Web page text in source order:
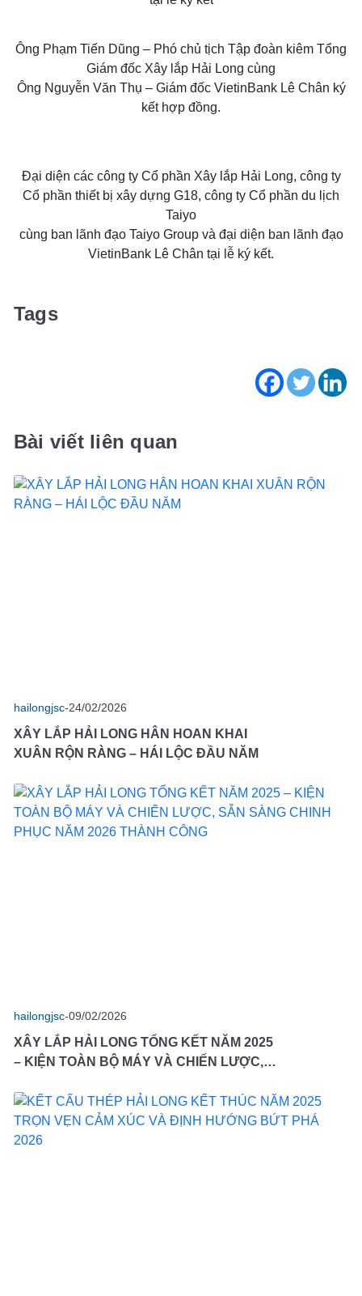
DỊCH VỤ TƯ VẤN ĐẦU TƯ
TƯ VẤN HOÀN THIỆN PHÁP LÝ DỰ ÁN XÂY
NĂNG LỰC SẢN XUẤT KẾT CẤU THÉP
NĂNG LỰC SẢN XUẤT CONTAINER
Ông Phạm Tiến Dũng – Phó chủ tịch Tập đoàn kiêm Tổng
Giám đốc Xây lắp Hải Long cùng
Ông Nguyễn Văn Thụ – Giám đốc VietinBank Lê Chân ký
kết hợp đồng.
Đại diện các công ty Cổ phần Xây lắp Hải Long, công ty
Cổ phần thiết bị xây dựng G18, công ty Cổ phần du lịch
Taiyo
cùng ban lãnh đạo Taiyo Group và đại diện ban lãnh đạo
VietinBank Lê Chân tại lễ ký kết.
Tags
Bài viết liên quan
hailongjsc-24/02/2026
XÂY LẮP HẢI LONG HÂN HOAN KHAI
XUÂN RỘN RÀNG – HÁI LỘC ĐẦU NĂM
hailongjsc-09/02/2026
XÂY LẮP HẢI LONG TỔNG KẾT NĂM 2025
– KIỆN TOÀN BỘ MÁY VÀ CHIẾN LƯỢC,
THÀNH CÔNG